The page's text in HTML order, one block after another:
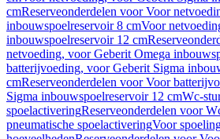
cmReserveonderdelen voor Voor
inbouwspoelreservoir 8 cmVoor
inbouwspoelreservoir 12 cm
netvoeding, voor Geberit Omega
batterijvoeding, voor Geberit Sigma
cmReserveonderdelen voor Voor
Sigma inbouwspoelreservoir 12 cmWc-
spoelactiveringReserveonderdelen voor
pneumatische spoelactiveringVoor